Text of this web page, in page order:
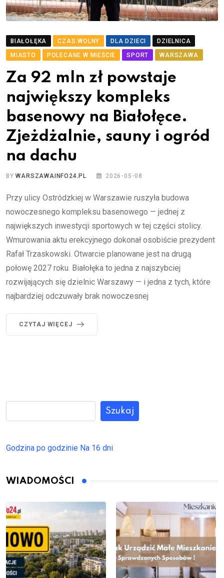
BIAŁOŁĘKA CZAS WOLNY DLA DZIECI
DZIELNICA
MIASTO
POLECANE W MIEŚCIE SPORT WARSZAWA
Za 92 mln zł powstaje
największy kompleks
basenowy na Białołęce.
Zjeżdżalnie, sauny i ogród
na dachu
BYWARSZAWAINFO24.PL 2026-05-08
Przy ulicy Ostródzkiej w Warszawie ruszyła budowa
nowoczesnego kompleksu basenowego — jednej z
największych inwestycji sportowych w tej części stolicy.
Wmurowania aktu erekcyjnego dokonał osobiście prezydent
Rafał Trzaskowski. Otwarcie planowane jest na drugą
połowę 2027 roku. Białołęka to jedna z najszybciej
rozwijających się dzielnic Warszawy — i jedna z tych, które
najbardziej odczuwały brak nowoczesnej
CZYTAJ WIĘCEJ
Szukaj
Godzina po godzinie Na 16 dni
WIADOMOŚCI